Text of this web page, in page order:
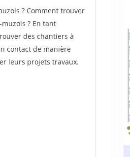
? Comment trouver
? En tant
des chantiers à
contact de manière
leurs projets travaux.